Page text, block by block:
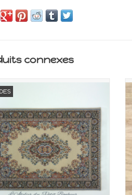
connexes
pour maison de poupée
AJOUTER AU PANIER